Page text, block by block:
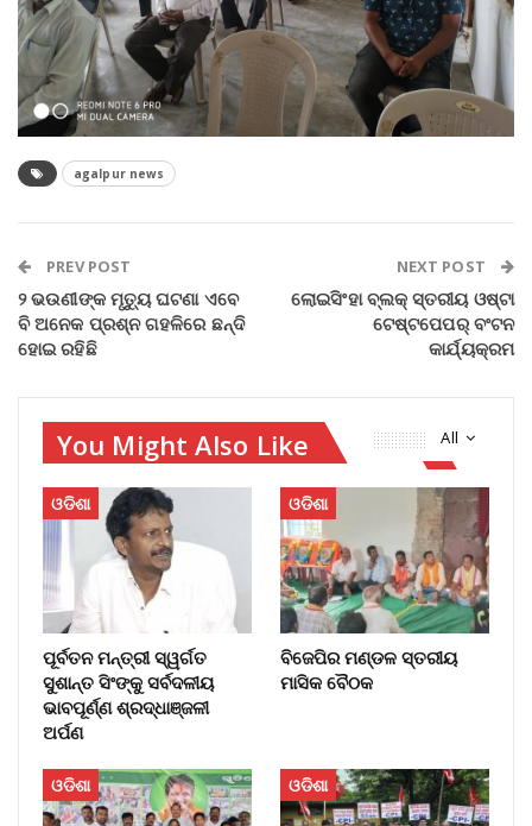
agalpur news
PREV POST
୨ ଭଉଣୀଙ୍କ ମୃତ୍ୟୁ ଘଟଣା ଏବେ
ବି ଅନେକ ପ୍ରଶ୍ନ ଗହଳିରେ ଛ‌ନ୍ଦି
ହୋଇ ରହିଛି
NEXT POST
ଲୋଇସିଂହା ବ୍ଲକ୍‌ ସ୍ତରୀୟ ଓଷ୍ଟା
ଟେଷ୍ଟପେପର୍‌ ବଂଟନ
କାର୍ଯ୍ୟକ୍ରମ
All
You Might Also Like
ଓଡିଶା
ପୂର୍ବତନ ମନ୍ତ୍ରୀ ସ୍ୱର୍ଗତ
ସୁଶାନ୍ତ ସିଂଙ୍କୁ ସର୍ବଦଳୀୟ
ଭାବପୂର୍ଣ୍ଣ ଶ୍ରଦ୍ଧାଞ୍ଜଳୀ
ଅର୍ପଣ
ଓଡିଶା
ବିଜେପିର ମଣ୍ଡଳ ସ୍ତରୀୟ
ମାସିକ ବୈଠକ
ଓଡିଶା ଓଡିଶା